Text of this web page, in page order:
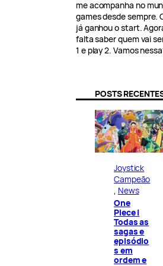
me acompanha no
games desde sempre.
já ganhou o start.
falta saber quem vai
1 e play 2. Vamos
POSTS
Joystick
Campeão
News
One
Piece |
Todas as
sagas e
episódio
s em
ordem e